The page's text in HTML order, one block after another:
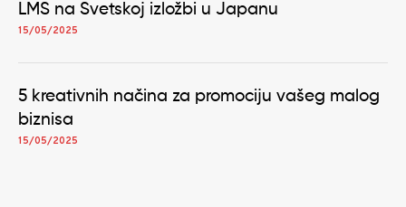
LMS na Svetskoj izložbi u Japanu
15/05/2025
5 kreativnih načina za promociju vašeg malog
biznisa
15/05/2025